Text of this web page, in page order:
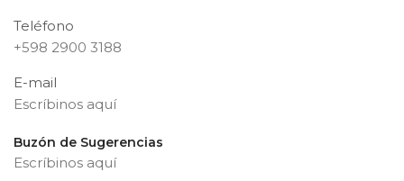
Teléfono
+598 2900 3188
E-mail
Escríbinos aquí
Buzón de Sugerencias
Escríbinos aquí